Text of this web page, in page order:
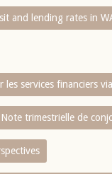
and lending rates in
les services financiers
Note trimestrielle de